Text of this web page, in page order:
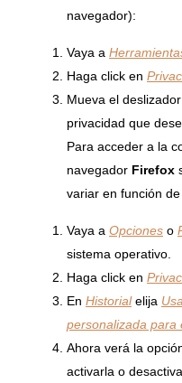
navegador):
Vaya a
Haga click en
Mueva el
privacidad que
Para acceder a la
navegador Firefox
variar en función
Vaya a Opciones o
sistema operativo.
Haga click en
En Historialelija
personalizada para
Ahora verá la
activarla o